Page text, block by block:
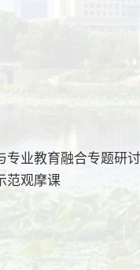
专业教育融合专题研
范观摩课